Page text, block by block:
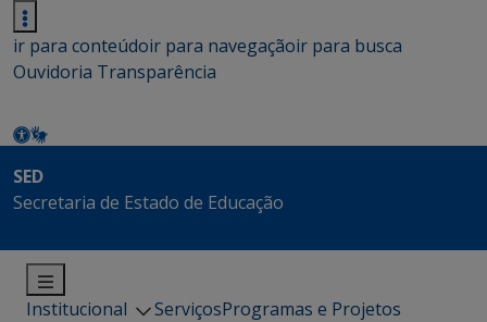
ir para conteúdoir para navegaçãoir para busca
Ouvidoria Transparência
SED
Secretaria de Estado de Educação
Institucional ServiçosProgramas e Projetos